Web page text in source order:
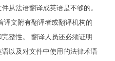
从法语翻译成英语是不够的。
译文附有翻译者或翻译机构的
整性。 翻译人员还必须证明
以及对文件中使用的法律术语